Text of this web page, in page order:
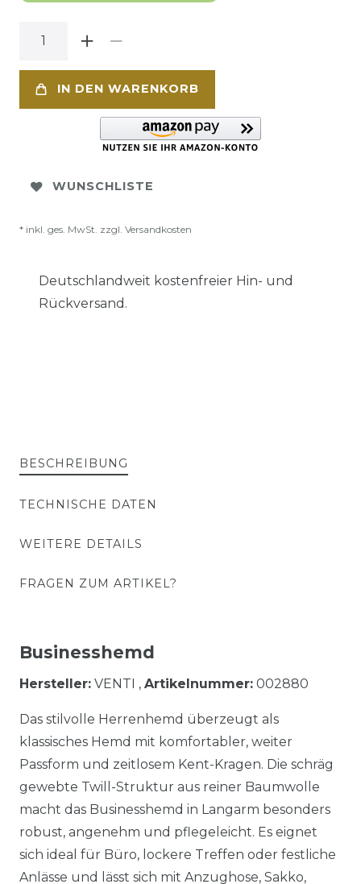
IN DEN WARENKORB
WUNSCHLISTE
* inkl. ges. MwSt. zzgl. Versandkosten
Deutschlandweit kostenfreier Hin- und
Rückversand.
BESCHREIBUNG
TECHNISCHE DATEN
WEITERE DETAILS
FRAGEN ZUM ARTIKEL?
Businesshemd
Hersteller: VENTI , Artikelnummer: 002880
Das stilvolle Herrenhemd überzeugt als
klassisches Hemd mit komfortabler, weiter
Passform und zeitlosem Kent-Kragen. Die schräg
gewebte Twill-Struktur aus reiner Baumwolle
macht das Businesshemd in Langarm besonders
robust, angenehm und pflegeleicht. Es eignet
sich ideal für Büro, lockere Treffen oder festliche
Anlässe und lässt sich mit Anzughose, Sakko,